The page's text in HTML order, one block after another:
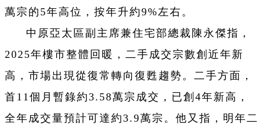
萬宗的5年高位，按年升約9%左右。
中原亞太區副主席兼住宅部總裁陳永傑指，
2025年樓市整體回暖，二手成交宗數創近年新
高，市場出現從復常轉向復甦趨勢。二手方面，
首11個月暫錄約3.58萬宗成交，已創4年新高，
全年成交量預計可達約3.9萬宗。他又指，明年二